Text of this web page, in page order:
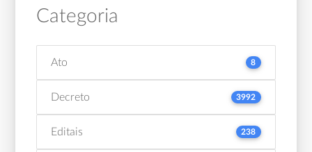
Categoria
Ato 8
Decreto 3992
Editais 238